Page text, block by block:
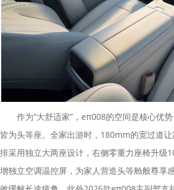
作为“大舒适家”，eπ008的空间是核心优势
皆为头等座。全家出游时，180mm的宽过道
排采用独立大两座设计，右侧零重力座椅升级
增独立空调温控屏，为家人营造头等舱般尊享